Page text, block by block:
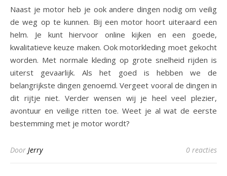
Naast je motor heb je ook andere dingen nodig om veilig
de weg op te kunnen. Bij een motor hoort uiteraard een
helm. Je kunt hiervoor online kijken en een goede,
kwalitatieve keuze maken. Ook motorkleding moet gekocht
worden. Met normale kleding op grote snelheid rijden is
uiterst gevaarlijk. Als het goed is hebben we de
belangrijkste dingen genoemd. Vergeet vooral de dingen in
dit rijtje niet. Verder wensen wij je heel veel plezier,
avontuur en veilige ritten toe. Weet je al wat de eerste
bestemming met je motor wordt?
Door Jerry 0 reacties